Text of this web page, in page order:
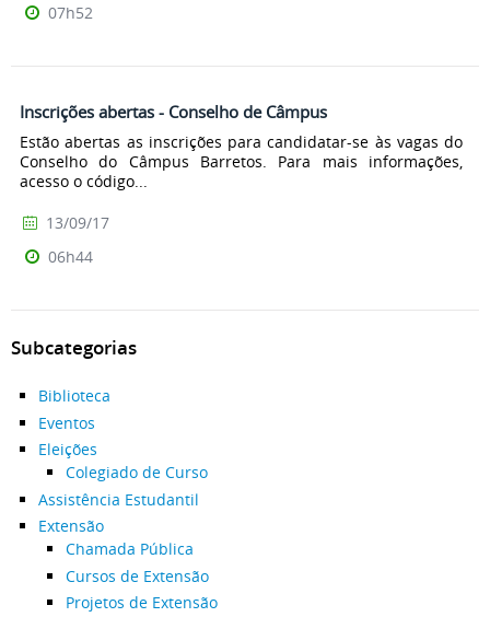
07h52
Inscrições abertas - Conselho de Câmpus
Estão abertas as inscrições para candidatar-se às vagas do
Conselho do Câmpus Barretos. Para mais informações,
acesso o código...
13/09/17
06h44
Subcategorias
Biblioteca
Eventos
Eleições
Colegiado de Curso
Assistência Estudantil
Extensão
Chamada Pública
Cursos de Extensão
Projetos de Extensão